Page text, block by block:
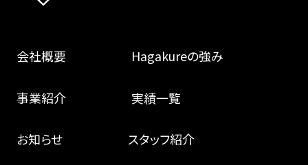
会社概要 Hagakureの強み
事業紹介 実績一覧
お知らせ スタッフ紹介